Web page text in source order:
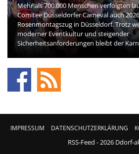
Mehr als 700.000 Menschen verfolgten
Comitee Düsseldorfer Carneval auch
Rosenmontagszug in Düsseldorf. Trotz
moderner Eventkultur und steigender
Sicherheitsanforderungen bleibt der
IMPRESSUM DATENSCHUTZERKLÄRUNG
RSS-Feed - 2026 Ddorf-